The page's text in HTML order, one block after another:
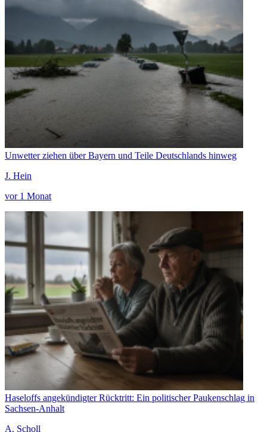
Unwetter ziehen über Bayern und Teile Deutschlands hinweg
J. Hein
vor 1 Monat
Haseloffs angekündigter Rücktritt: Ein politischer Paukenschlag in
Sachsen-Anhalt
A. Scholl